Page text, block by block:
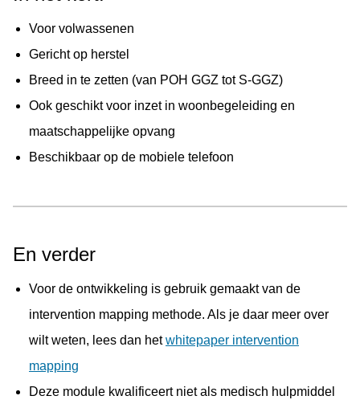
De inhoud van de module is tot stand gekomen door
middel van een uitgebreid ontwikkelproces en is
en ervaring van hulpverleners en ervaringsdeskundigen.
module? Neem dan contact op met de persoon die binnen
jouw organisatie verantwoordelijk is voor ehealth.
Voor volwassenen
Gericht op herstel
Breed in te zetten (van POH GGZ tot S-GGZ)
Ook geschikt voor inzet in woonbegeleiding en
maatschappelijke opvang
Beschikbaar op de mobiele telefoon
En verder
Voor de ontwikkeling is gebruik gemaakt van de
intervention mapping methode. Als je daar meer over
wilt weten, lees dan hetwhitepaper intervention
mapping
Deze module kwalificeert niet als medisch hulpmiddel